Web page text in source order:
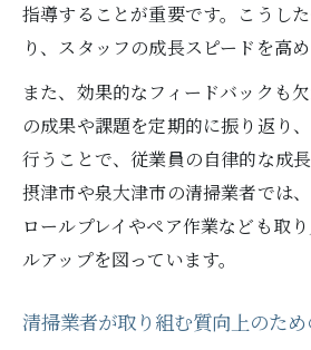
指導することが重要です。こうし
り、スタッフの成長スピードを高
また、効果的なフィードバックも
の成果や課題を定期的に振り返り
行うことで、従業員の自律的な成
摂津市や泉大津市の清掃業者では
ロールプレイやペア作業なども取
ルアップを図っています。
清掃業者が取り組む質向上のた